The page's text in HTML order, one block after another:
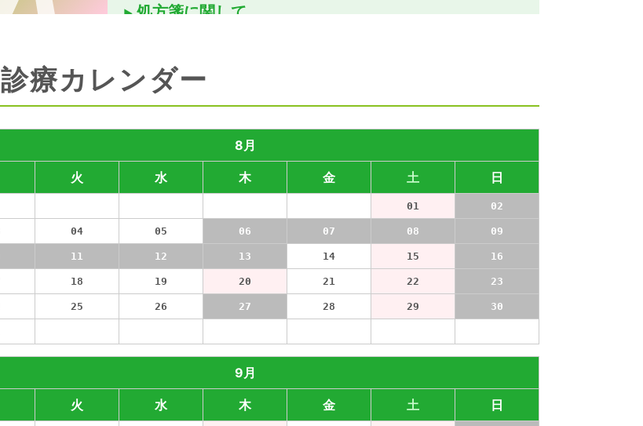
処方箋に関して
訪問診療について
プラセンタのご案内
木曜日隔週休診の案内
検診について
予約について
エコーについて
診療カレンダー
8月
火 水 木 金 土 日
01 02
04 05 06 07 08 09
11 12 13 14 15 16
18 19 20 21 22 23
25 26 27 28 29 30
9月
火 水 木 金 土 日